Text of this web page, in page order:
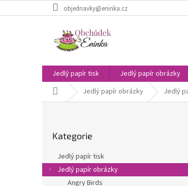
na
objednavky@eninka.cz
Jedlý papír tisk Jedlý papír obrázky
Domů Jedlý papír obrázky Jedlý
a
n
kategorie
Kategorie
Jedlý papír tisk
Jedlý papír obrázky
Angry Birds